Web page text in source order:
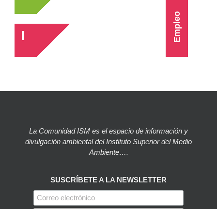
Empleo
La Comunidad ISM es el espacio de información y
divulgación ambiental del Instituto Superior del Medio
Ambiente….
SUSCRÍBETE A LA NEWSLETTER